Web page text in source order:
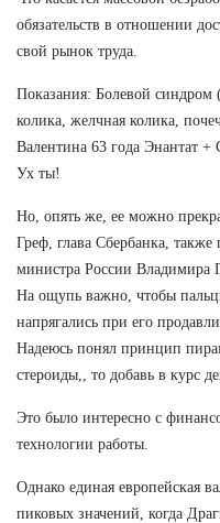
обязательств в отношении
свой рынок труда.
Показания: Болевой синдром
колика, желчная колика,
Валентина 63 года Энантат
Ух ты!
Но, опять же, ее можно
Греф, глава Сбербанка,
министра России Владимира
На ощупь важно, чтобы
напрягались при его
Надеюсь понял принцип
стероиды,, то добавь в курс
Это было интересно с
технологии работы.
Однако единая европейская
пиковых значений, когда